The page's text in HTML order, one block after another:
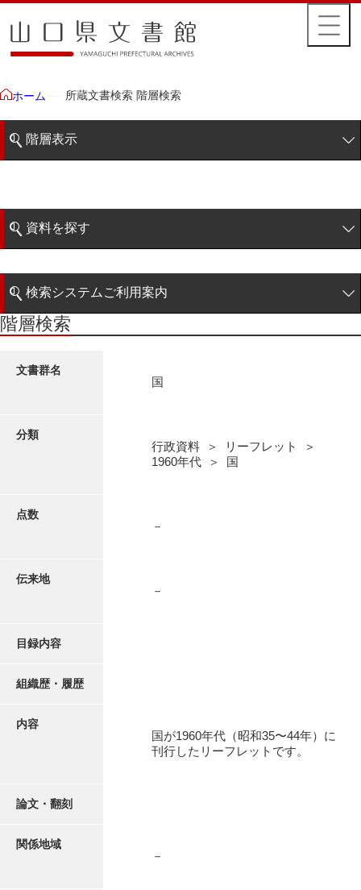
ホーム 所蔵文書検索 階層検索
階層表示
藩政文書
特定歴史公文書
冊子
1930年代
1950年代
教育委員会
資料を探す
階層検索
検索システムご利用案内
検索システムの利用について
更新履歴
階層検索
文書群名
国
分類
行政資料 ＞ リーフレット ＞
1960年代 ＞ 国
点数
－
伝来地
－
目録内容
組織歴・履歴
内容
国が1960年代（昭和35〜44年）に
刊行したリーフレットです。
論文・翻刻
関係地域
－